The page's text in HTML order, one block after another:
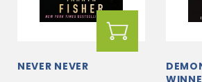
NEVER NEVER